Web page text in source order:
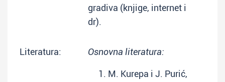
gradiva (knjige, internet i
dr).
Literatura: Osnovna literatura:
M. Kurepa i J. Purić,